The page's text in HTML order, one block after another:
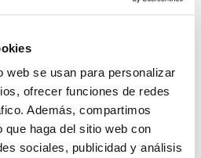
web se usan para personalizar
ofrecer funciones de redes
Además, compartimos
haga del sitio web con
sociales, publicidad y análisis
Montañana a situarse entre
la jornada en la Adecco Plata,
la semana pasada logró
con su equipo Cáceres
son completados con 3